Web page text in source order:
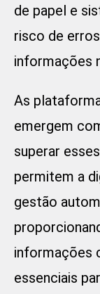
de papel e
risco de
informações
As
emergem
superar
permitem a
gestão
informações
essenciais